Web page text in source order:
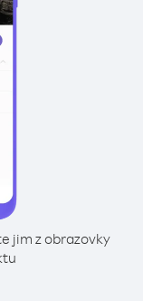
jim z obrazovky